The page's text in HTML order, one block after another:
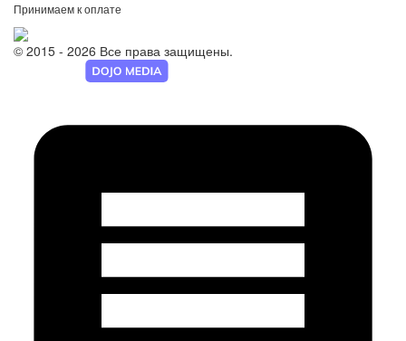
Принимаем к оплате
© 2015 - 2026 Все права защищены.